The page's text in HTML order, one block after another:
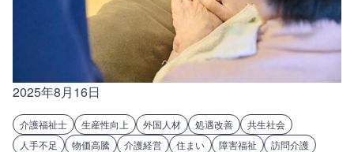
2025年8月16日
介護福祉士 生産性向上 外国人材 処遇改善
共生社会
人手不足
物価高騰 介護経営 住まい 障害福祉
訪問介護